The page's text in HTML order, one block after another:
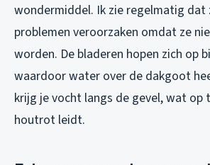
wondermiddel. Ik zie regelmatig dat
problemen veroorzaken omdat ze
worden. De bladeren hopen zich op
waardoor water over de dakgoot
krijg je vocht langs de gevel, wat
houtrot leidt.